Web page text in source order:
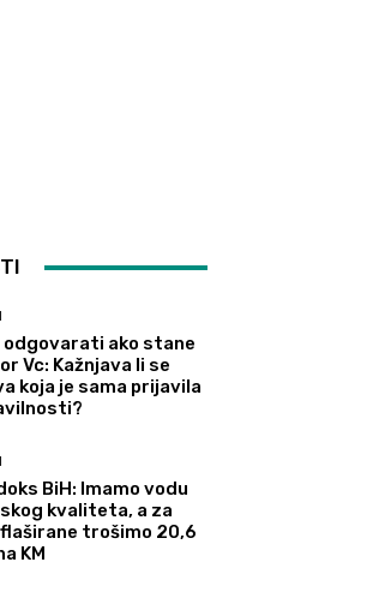
odgovarati ako stane
Vc: Kažnjava li se
koja je sama prijavila
BiH: Imamo vodu
kvaliteta, a za
trošimo 20,6
KM